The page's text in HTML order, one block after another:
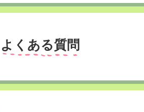
よくある質問